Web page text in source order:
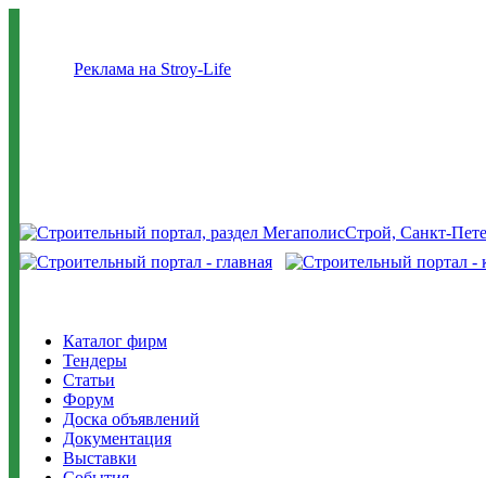
Реклама на Stroy-Life
Каталог фирм
Тендеры
Статьи
Форум
Доска объявлений
Документация
Выставки